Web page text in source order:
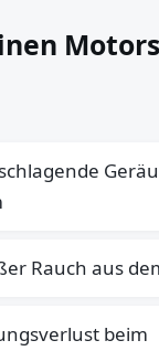
Rauch aus
beim